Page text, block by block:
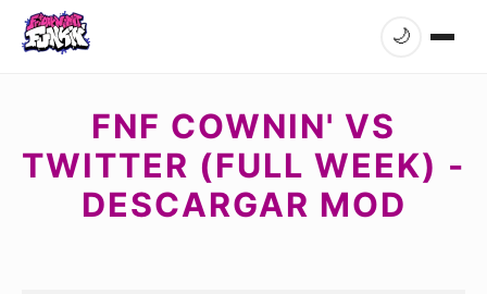
🌙
FNF COWNIN' VS
TWITTER (FULL WEEK) -
DESCARGAR MOD